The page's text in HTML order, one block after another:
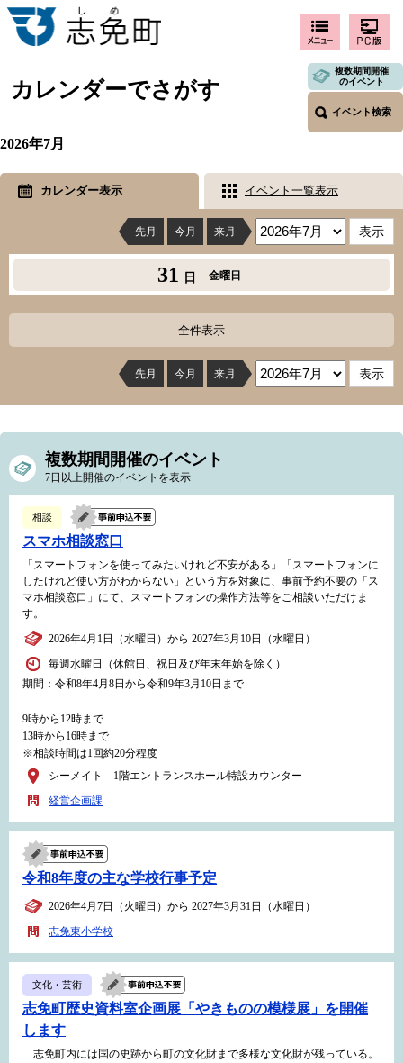
カレンダーでさがす
複数期間開催
のイベント
イベント検索
2026年7月
カレンダー表示 イベント一覧表示
先月 今月 来月
31 日 金曜日
全件表示
先月 今月 来月
複数期間開催のイベント
7日以上開催のイベントを表示
相談
スマホ相談窓口
「スマートフォンを使ってみたいけれど不安がある」「スマートフォンに
したけれど使い方がわからない」という方を対象に、事前予約不要の「ス
マホ相談窓口」にて、スマートフォンの操作方法等をご相談いただけま
す。
2026年4月1日（水曜日）から 2027年3月10日（水曜日）
毎週水曜日（休館日、祝日及び年末年始を除く）
期間：令和8年4月8日から令和9年3月10日まで
9時から12時まで
13時から16時まで
※相談時間は1回約20分程度
シーメイト 1階エントランスホール特設カウンター
経営企画課
令和8年度の主な学校行事予定
2026年4月7日（火曜日）から 2027年3月31日（水曜日）
志免東小学校
文化・芸術
志免町歴史資料室企画展「やきものの模様展」を開催
します
志免町内には国の史跡から町の文化財まで多様な文化財が残っている。